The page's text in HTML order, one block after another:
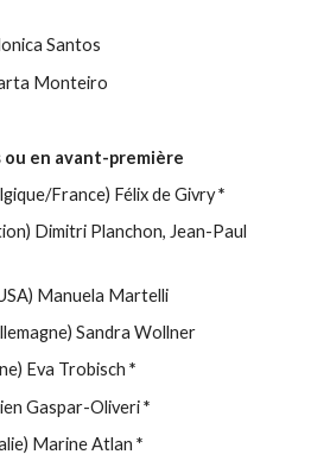
Santos
Monteiro
ou en avant-première
France) Félix de Givry*
Dimitri Planchon, Jean-Paul
Manuela Martelli
Sandra Wollner
Eva Trobisch*
Gaspar-Oliveri*
Marine Atlan*